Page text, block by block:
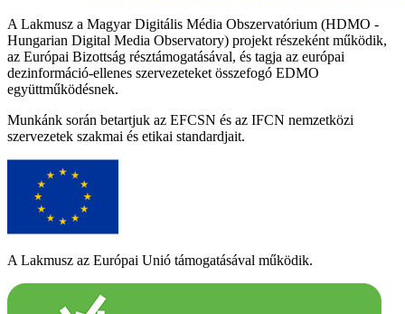
A Lakmusz a Magyar Digitális Média Obszervatórium (HDMO -
Hungarian Digital Media Observatory) projekt részeként működik,
az Európai Bizottság résztámogatásával, és tagja az európai
dezinformáció-ellenes szervezeteket összefogó EDMO
együttműködésnek.
Munkánk során betartjuk az EFCSN és az IFCN nemzetközi
szervezetek szakmai és etikai standardjait.
A Lakmusz az Európai Unió támogatásával működik.